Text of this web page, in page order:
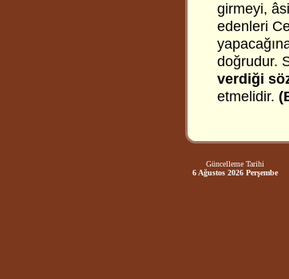
girmeyi,
edenleri
doğrudur.
verdiği
etmelidir.
Güncelleme Tarihi
6 Ağustos 2026 Perşembe